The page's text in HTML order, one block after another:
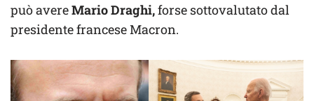
può avereMario Draghi,forse sottovalutato dal
presidente francese Macron.